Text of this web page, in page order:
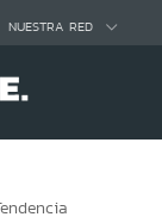
NUESTRA RED